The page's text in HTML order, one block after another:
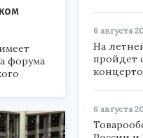
форума
6 августа
На
пройдет
6 августа